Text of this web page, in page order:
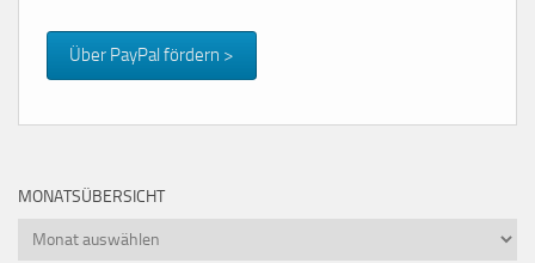
Über PayPal fördern >
MONATSÜBERSICHT
Monatsübersicht